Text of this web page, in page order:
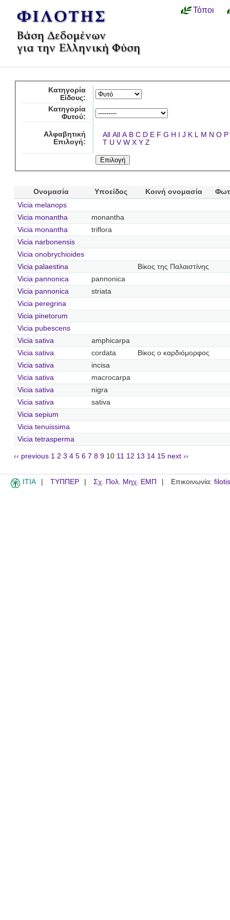
Τόποι
Κατηγορία
Είδους:
Κατηγορία
Φυτού:
Αλφαβητική
Επιλογή:
All All A B C D E F G H I J K L M N O P
T U V W X Y Z
Ονομασία Υποείδος Κοινή ονομασία
Vicia melanops
Vicia monantha
monantha
Vicia monantha
triflora
Vicia narbonensis
Vicia onobrychioides
Vicia palaestina
Βίκος της Παλαιστίνης
Vicia pannonica
pannonica
Vicia pannonica
striata
Vicia peregrina
Vicia pinetorum
Vicia pubescens
Vicia sativa
amphicarpa
Vicia sativa
cordata
Βίκος ο καρδιόμορφος
Vicia sativa
incisa
Vicia sativa
macrocarpa
Vicia sativa
nigra
Vicia sativa
sativa
Vicia sepium
Vicia tenuissima
Vicia tetrasperma
‹‹ previous 1 2 3 4 5 6 7 8 9 10 11 12 13 14 15 next ››
ITIA ΤΥΠΠΕΡ Σχ. Πολ. Μηχ. ΕΜΠ Επικοινωνία: